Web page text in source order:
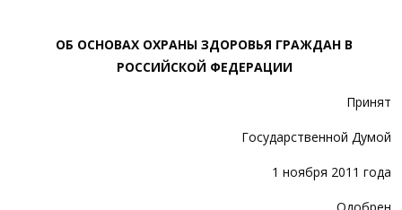
ОБ ОСНОВАХ ОХРАНЫ ЗДОРОВЬЯ ГРАЖДАН В
РОССИЙСКОЙ ФЕДЕРАЦИИ
Принят
Государственной Думой
1 ноября 2011 года